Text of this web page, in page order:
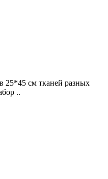
25*45 см тканей разных
..